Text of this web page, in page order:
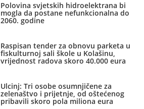
Polovina svjetskih hidroelektrana bi
mogla da postane nefunkcionalna do
2060. godine
Raspisan tender za obnovu parketa u
fiskulturnoj sali škole u Kolašinu,
vrijednost radova skoro 40.000 eura
Ulcinj: Tri osobe osumnjičene za
zelenaštvo i prijetnje, od oštećenog
pribavili skoro pola miliona eura